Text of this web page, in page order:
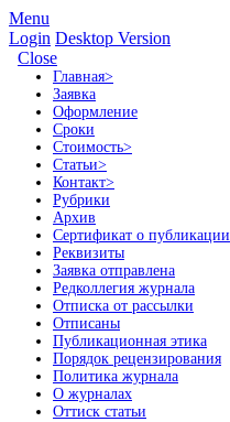
Menu
Login Desktop Version
Close
Главная>
Заявка
Оформление
Сроки
Стоимость>
Статьи>
Контакт>
Рубрики
Архив
Сертификат о публикации
Реквизиты
Заявка отправлена
Редколлегия журнала
Отписка от рассылки
Отписаны
Публикационная этика
Порядок рецензирования
Политика журнала
О журналах
Оттиск статьи